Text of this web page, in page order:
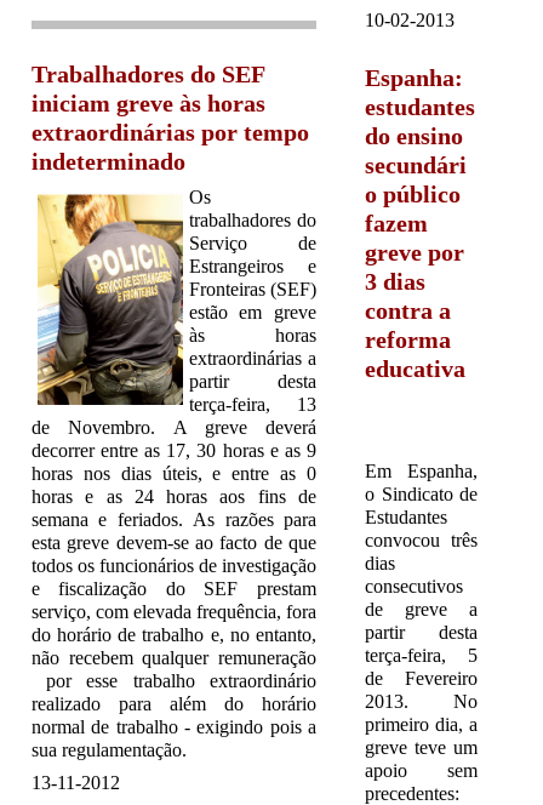
Trabalhadores do SEF
iniciam greve às horas
extraordinárias por tempo
indeterminado
Os
trabalhadores do
Serviço de
Estrangeiros e
Fronteiras (SEF)
estão em greve
às horas
extraordinárias a
partir desta
terça-feira, 13
de Novembro. A greve deverá
decorrer entre as 17, 30 horas e as 9
horas nos dias úteis, e entre as 0
horas e as 24 horas aos fins de
semana e feriados. As razões para
esta greve devem-se ao facto de que
todos os funcionários de investigação
e fiscalização do SEF prestam
serviço, com elevada frequência, fora
do horário de trabalho e, no entanto,
não recebem qualquer remuneração
por esse trabalho extraordinário
realizado para além do horário
normal de trabalho - exigindo pois a
sua regulamentação.
13-11-2012
10-02-2013
Espanha:
estudantes
do ensino
secundári
o público
fazem
greve por
3 dias
contra a
reforma
educativa
Em Espanha,
o Sindicato de
Estudantes
convocou três
dias
consecutivos
de greve a
partir desta
terça-feira, 5
de Fevereiro
2013. No
primeiro dia, a
greve teve um
apoio sem
precedentes: